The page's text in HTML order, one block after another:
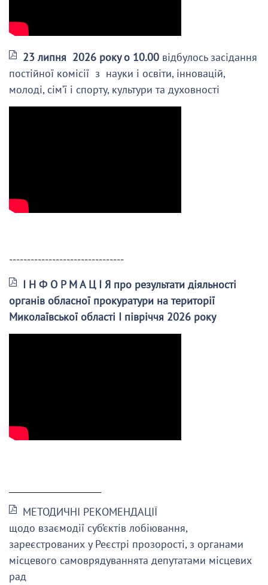
23 липня 2026 року о 10.00 відбулось засідання
постійної комісії з науки і освіти, інновацій,
молоді, сім’ї і спорту, культури та духовності
--------------------------------
І Н Ф О Р М А Ц І Я про результати діяльності
органів обласної прокуратури на території
Миколаївської області І півріччя 2026 року
МЕТОДИЧНІ РЕКОМЕНДАЦІЇ
щодо взаємодії суб’єктів лобіювання,
зареєстрованих у Реєстрі прозорості, з органами
місцевого самоврядуваннята депутатами місцевих
рад